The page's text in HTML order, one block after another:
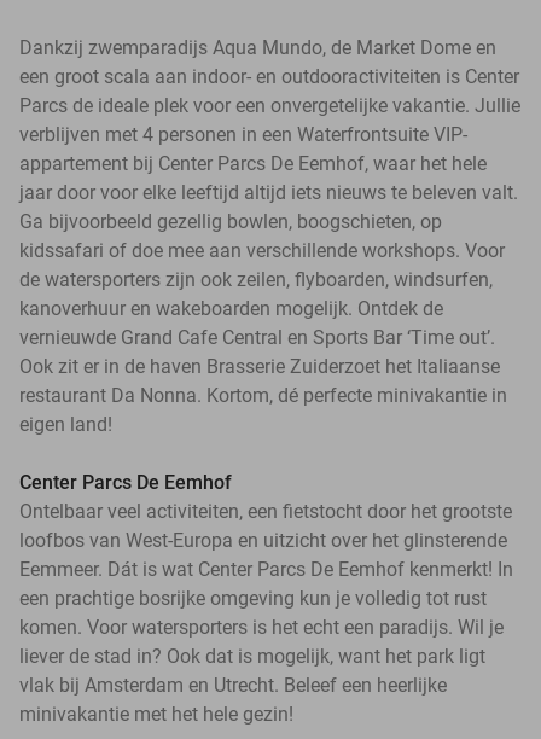
Dankzij zwemparadijs Aqua Mundo, de Market Dome en
een groot scala aan indoor- en outdooractiviteiten is Center
Parcs de ideale plek voor een onvergetelijke vakantie. Jullie
verblijven met 4 personen in een Waterfrontsuite VIP-
appartement bij Center Parcs De Eemhof, waar het hele
jaar door voor elke leeftijd altijd iets nieuws te beleven valt.
Ga bijvoorbeeld gezellig bowlen, boogschieten, op
kidssafari of doe mee aan verschillende workshops. Voor
de watersporters zijn ook zeilen, flyboarden, windsurfen,
kanoverhuur en wakeboarden mogelijk. Ontdek de
vernieuwde Grand Cafe Central en Sports Bar ‘Time out’.
Ook zit er in de haven Brasserie Zuiderzoet het Italiaanse
restaurant Da Nonna. Kortom, dé perfecte minivakantie in
eigen land!
Center Parcs De Eemhof
Ontelbaar veel activiteiten, een fietstocht door het grootste
loofbos van West-Europa en uitzicht over het glinsterende
Eemmeer. Dát is wat Center Parcs De Eemhof kenmerkt! In
een prachtige bosrijke omgeving kun je volledig tot rust
komen. Voor watersporters is het echt een paradijs. Wil je
liever de stad in? Ook dat is mogelijk, want het park ligt
vlak bij Amsterdam en Utrecht. Beleef een heerlijke
minivakantie met het hele gezin!